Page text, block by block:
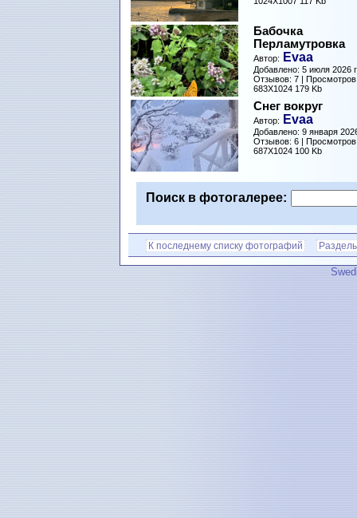
Бабочка
Перламутровка
Автор: Evaa
Добавлено: 5 июля 2026
Отзывов: 7 |
683X1024 179 Kb
Снег вокруг
Автор: Evaa
Добавлено: 9 января
Отзывов: 6 |
687X1024 100 Kb
Поиск в фотогалерее:
К последнему списку фотографий